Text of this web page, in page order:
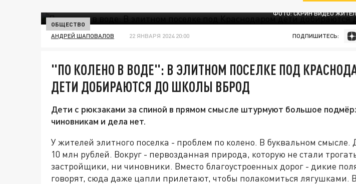
ФОТО: СКРИН ВИДЕО
ОБЩЕСТВО
АНДРЕЙ ШАПОВАЛОВ 22 ЯНВАРЯ 2024 20:00 ПОДПИШИТЕСЬ:
"ПО КОЛЕНО В ВОДЕ": В ЭЛИТНОМ ПОСЕЛКЕ ПОД
ДЕТИ ДОБИРАЮТСЯ ДО ШКОЛЫ ВБРОД
Дети с рюкзаками за спиной в прямом смысле штурмуют большое
чиновникам и дела нет.
У жителей элитного поселка - проблем по колено. В буквальном смысле.
10 млн рублей. Вокруг - первозданная природа, которую не стали
застройщики, ни чиновники. Вместо благоустроенных дорог - дикие
говорят, сюда даже цапли прилетают, чтобы полакомиться лягушками.